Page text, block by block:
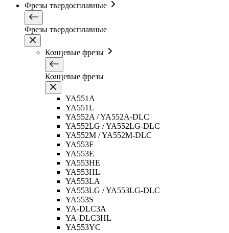
Фрезы твердосплавные
Фрезы твердосплавные
Концевые фрезы
Концевые фрезы
YA551A
YA551L
YA552A / YA552A-DLC
YA552LG / YA552LG-DLC
YA552M / YA552M-DLC
YA553F
YA553E
YA553HE
YA553HL
YA553LA
YA553LG / YA553LG-DLC
YA553S
YA-DLC3A
YA-DLC3HL
YA553YC